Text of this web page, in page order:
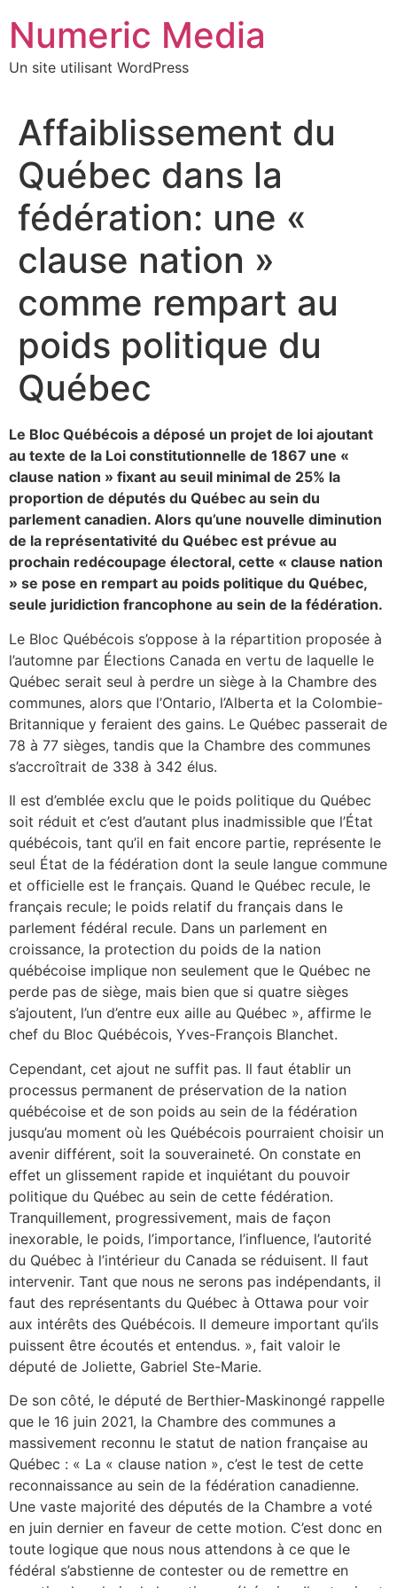
contenu
Numeric Media
Un site utilisant WordPress
Affaiblissement du
Québec dans la
fédération: une «
clause nation »
comme rempart au
poids politique du
Québec
Le Bloc Québécois a déposé un projet de loi ajoutant
au texte de la Loi constitutionnelle de 1867 une «
clause nation » fixant au seuil minimal de 25% la
proportion de députés du Québec au sein du
parlement canadien. Alors qu’une nouvelle diminution
de la représentativité du Québec est prévue au
prochain redécoupage électoral, cette « clause nation
» se pose en rempart au poids politique du Québec,
seule juridiction francophone au sein de la fédération.
Le Bloc Québécois s’oppose à la répartition proposée à
l’automne par Élections Canada en vertu de laquelle le
Québec serait seul à perdre un siège à la Chambre des
communes, alors que l’Ontario, l’Alberta et la Colombie-
Britannique y feraient des gains. Le Québec passerait de
78 à 77 sièges, tandis que la Chambre des communes
s’accroîtrait de 338 à 342 élus.
Il est d’emblée exclu que le poids politique du Québec
soit réduit et c’est d’autant plus inadmissible que l’État
québécois, tant qu’il en fait encore partie, représente le
seul État de la fédération dont la seule langue commune
et officielle est le français. Quand le Québec recule, le
français recule; le poids relatif du français dans le
parlement fédéral recule. Dans un parlement en
croissance, la protection du poids de la nation
québécoise implique non seulement que le Québec ne
perde pas de siège, mais bien que si quatre sièges
s’ajoutent, l’un d’entre eux aille au Québec », affirme le
chef du Bloc Québécois, Yves-François Blanchet.
Cependant, cet ajout ne suffit pas. Il faut établir un
processus permanent de préservation de la nation
québécoise et de son poids au sein de la fédération
jusqu’au moment où les Québécois pourraient choisir un
avenir différent, soit la souveraineté. On constate en
effet un glissement rapide et inquiétant du pouvoir
politique du Québec au sein de cette fédération.
Tranquillement, progressivement, mais de façon
inexorable, le poids, l’importance, l’influence, l’autorité
du Québec à l’intérieur du Canada se réduisent. Il faut
intervenir. Tant que nous ne serons pas indépendants, il
faut des représentants du Québec à Ottawa pour voir
aux intérêts des Québécois. Il demeure important qu’ils
puissent être écoutés et entendus. », fait valoir le
député de Joliette, Gabriel Ste-Marie.
De son côté, le député de Berthier-Maskinongé rappelle
que le 16 juin 2021, la Chambre des communes a
massivement reconnu le statut de nation française au
Québec : « La « clause nation », c’est le test de cette
reconnaissance au sein de la fédération canadienne.
Une vaste majorité des députés de la Chambre a voté
en juin dernier en faveur de cette motion. C’est donc en
toute logique que nous nous attendons à ce que le
fédéral s’abstienne de contester ou de remettre en